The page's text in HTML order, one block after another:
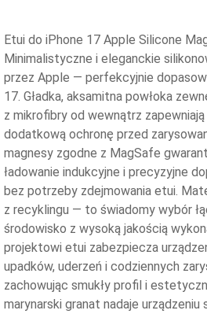
Etui do iPhone 17 Apple Silicone
Minimalistyczne i eleganckie
przez Apple — perfekcyjnie
17. Gładka, aksamitna powłoka
z mikrofibry od wewnątrz
dodatkową ochronę przed
magnesy zgodne z MagSafe
ładowanie indukcyjne i precyzyjne
bez potrzeby zdejmowania etui.
z recyklingu — to świadomy wybór
środowisko z wysoką jakością
projektowi etui zabezpiecza
upadków, uderzeń i codziennych
zachowując smukły profil i
marynarski granat nadaje